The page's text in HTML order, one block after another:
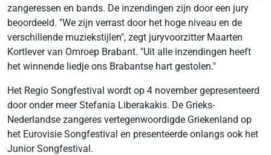
zangeressen en bands. De inzendingen zijn door een jury
beoordeeld. "We zijn verrast door het hoge niveau en de
verschillende muziekstijlen", zegt juryvoorzitter Maarten
Kortlever van Omroep Brabant. "Uit alle inzendingen heeft
het winnende liedje ons Brabantse hart gestolen."
Het Regio Songfestival wordt op 4 november gepresenteerd
door onder meer Stefania Liberakakis. De Grieks-
Nederlandse zangeres vertegenwoordigde Griekenland op
het Eurovisie Songfestival en presenteerde onlangs ook het
Junior Songfestival.